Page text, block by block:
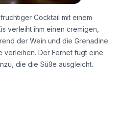
Cocktail mit einem
verleiht ihm einen cremigen,
der Wein und die Grenadine
verleihen. Der Fernet fügt eine
die die Süße ausgleicht.